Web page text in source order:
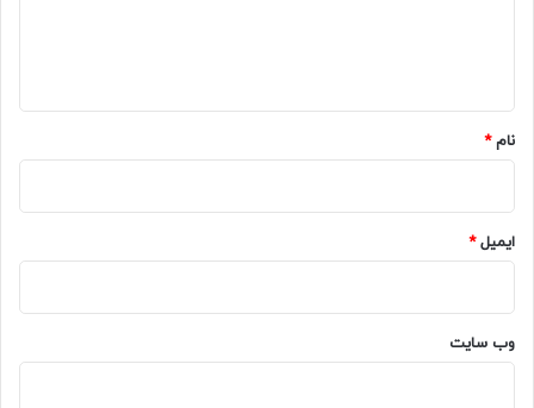
نام*
ایمیل*
وب‌ سایت